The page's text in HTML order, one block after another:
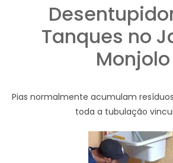
Tanques no
Monjolo
Pias normalmente acumulam
toda a tubulação